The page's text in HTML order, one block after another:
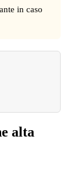
in caso
alta